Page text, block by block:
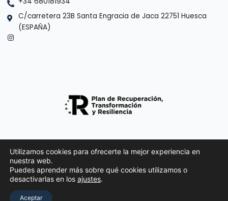
C/carretera 23B Santa Engracia de Jaca 22751 Huesca
(ESPAÑA)⁣
I
n
Utilizamos cookies para ofrecerte la mejor experiencia en
nuestra web.
Puedes aprender más sobre qué cookies utilizamos o
desactivarlas en los ajustes.
Aceptar